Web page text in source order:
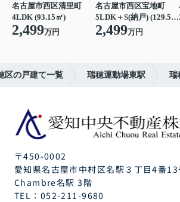
名古屋市西区清里町
4LDK (93.15㎡)
2,499万円
名古屋市西区宝地町
5LDK＋S(納戸) (129.57㎡)
2,499万円
区の戸建て一覧 瑞穂運動場東駅 瑞
〒450-0002
愛知県名古屋市中村区名駅３丁目4番13
Chambre名駅 3階
TEL： 052-211-9680